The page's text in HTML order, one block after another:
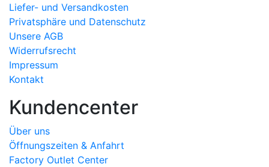
Liefer- und Versandkosten
Privatsphäre und Datenschutz
Unsere AGB
Widerrufsrecht
Impressum
Kontakt
Kundencenter
Über uns
Öffnungszeiten & Anfahrt
Factory Outlet Center